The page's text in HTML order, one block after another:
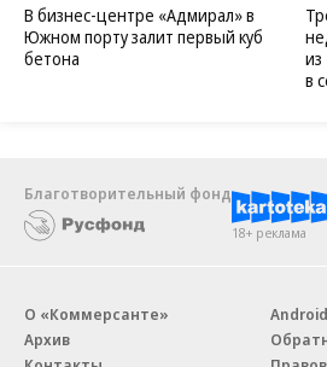
В бизнес-центре «Адмирал» в
Южном порту залит первый куб
бетона
из
в
Благотворительный фонд
18+ реклама
О «Коммерсанте»
Архив
Android